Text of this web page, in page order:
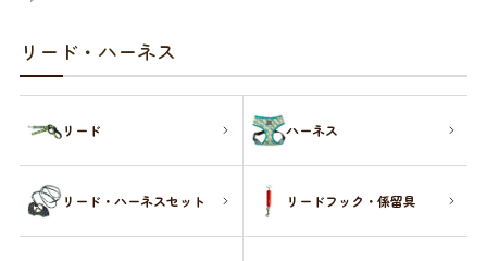
日用品（デイリー）
トリマーグッズ シニアサポート
お問い合わせ
リード・ハーネス
リード ハーネス
リード・ハーネスセット リードフック・係留具